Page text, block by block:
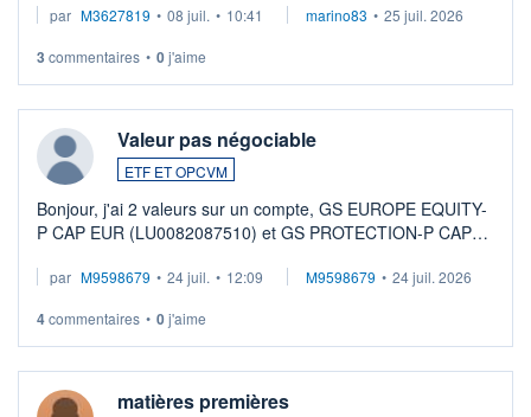
par M3627819 • 08 juil. • 10:41 marino83 • 25 juil. 2026
3 commentaires • 0j'aime
Valeur pas négociable
ETF ET OPCVM
Bonjour, j'ai 2 valeurs sur un compte, GS EUROPE EQUITY-
P CAP EUR (LU0082087510) et GS PROTECTION-P CAP
veux procéder à la vente, on me signale ...
par M9598679 • 24 juil. • 12:09 M9598679 • 24 juil. 2026
4commentaires • 0j'aime
matières premières